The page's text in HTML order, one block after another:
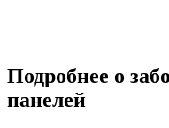
Подробнее о
панелей